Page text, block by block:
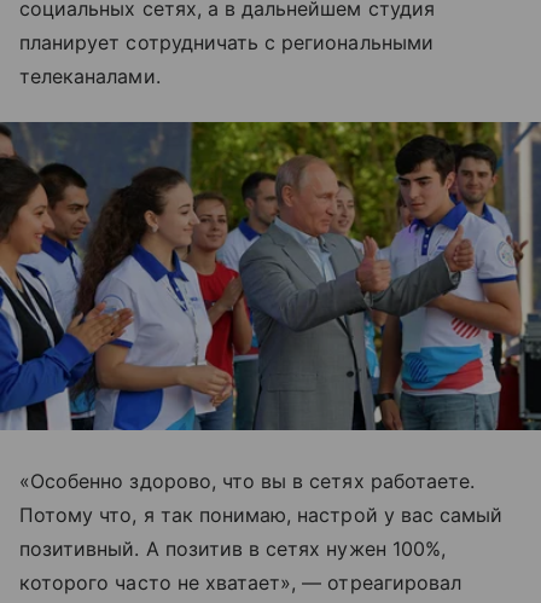
социальных сетях, а в дальнейшем студия
планирует сотрудничать с региональными
телеканалами.
«Особенно здорово, что вы в сетях работаете.
Потому что, я так понимаю, настрой у вас самый
позитивный. А позитив в сетях нужен 100%,
которого часто не хватает», — отреагировал